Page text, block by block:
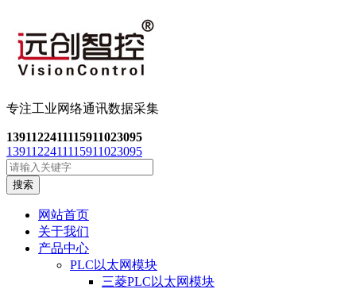
专注工业网络通讯数据采集
1391122411115911023095
1391122411115911023095
搜索
网站首页
关于我们
产品中心
PLC以太网模块
三菱PLC以太网模块